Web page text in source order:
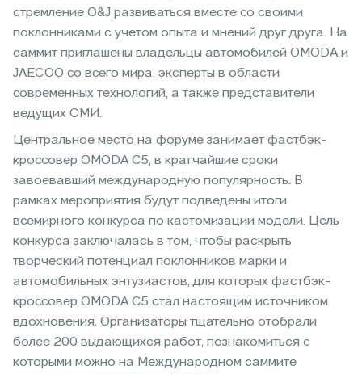
стремление O&J развиваться вместе со своими
поклонниками с учетом опыта и мнений друг друга. На
саммит приглашены владельцы автомобилей OMODA и
JAECOO со всего мира, эксперты в области
современных технологий, а также представители
ведущих СМИ.
Центральное место на форуме занимает фастбэк-
кроссовер OMODA C5, в кратчайшие сроки
завоевавший международную популярность. В
рамках мероприятия будут подведены итоги
всемирного конкурса по кастомизации модели. Цель
конкурса заключалась в том, чтобы раскрыть
творческий потенциал поклонников марки и
автомобильных энтузиастов, для которых фастбэк-
кроссовер OMODA C5 стал настоящим источником
вдохновения. Организаторы тщательно отобрали
более 200 выдающихся работ, познакомиться с
которыми можно на Международном саммите